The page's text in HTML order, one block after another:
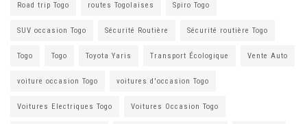
Road trip Togo routes Togolaises Spiro Togo
SUV occasion Togo Sécurité Routière Sécurité routière Togo
Togo Togo Toyota Yaris Transport Écologique Vente Auto
voiture occasion Togo voitures d'occasion Togo
Voitures Electriques Togo Voitures Occasion Togo